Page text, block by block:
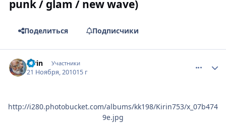
punk / glam / new wave)
Поделиться Подписчики
Kirin Участники
21 Ноября, 201015 г
http://i280.photobucket.com/albums/kk198/Kirin753/x_07b474
9e.jpg